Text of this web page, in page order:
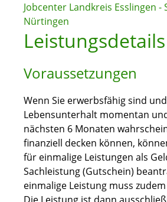
Jobcenter Landkreis Esslingen -
Nürtingen
Leistungsdetails
Voraussetzungen
Wenn Sie erwerbsfähig sind
Lebensunterhalt momentan
nächsten 6 Monaten
finanziell decken können,
für einmalige Leistungen als
Sachleistung (Gutschein)
einmalige Leistung muss